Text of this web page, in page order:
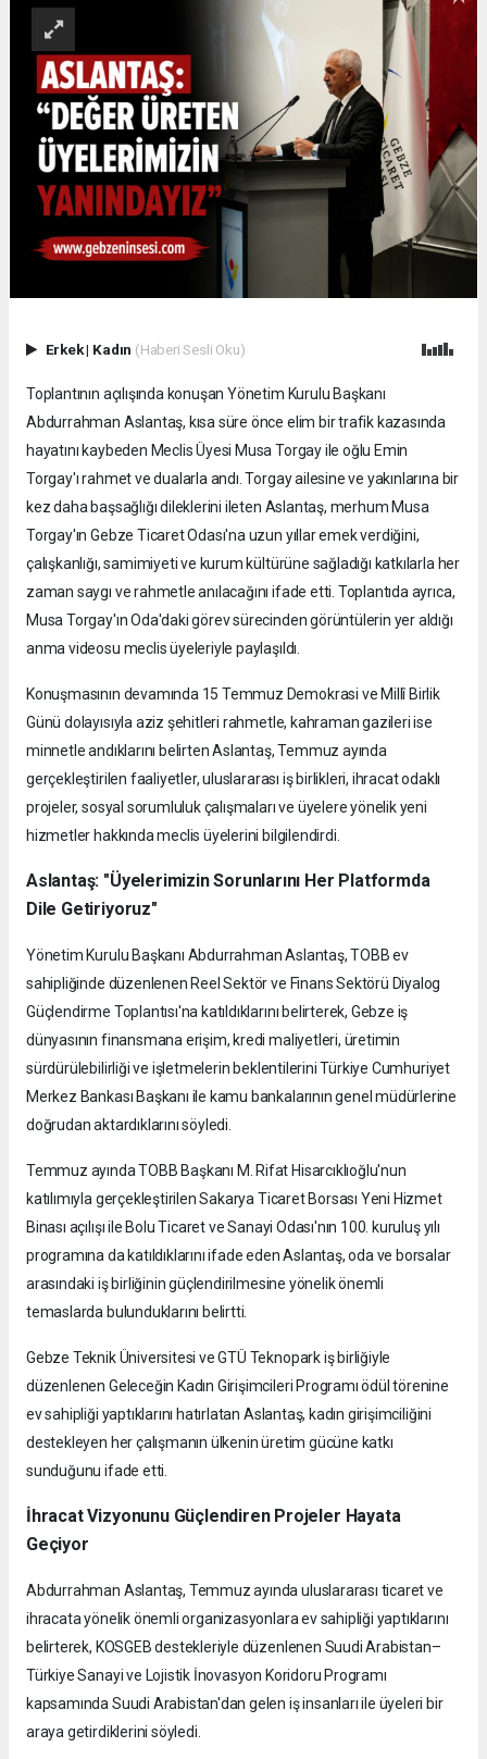
Erkek| Kadın (Haberi Sesli Oku)
Toplantının açılışında konuşan Yönetim Kurulu Başkanı
Abdurrahman Aslantaş, kısa süre önce elim bir trafik kazasında
hayatını kaybeden Meclis Üyesi Musa Torgay ile oğlu Emin
Torgay'ı rahmet ve dualarla andı. Torgay ailesine ve yakınlarına bir
kez daha başsağlığı dileklerini ileten Aslantaş, merhum Musa
Torgay'ın Gebze Ticaret Odası'na uzun yıllar emek verdiğini,
çalışkanlığı, samimiyeti ve kurum kültürüne sağladığı katkılarla her
zaman saygı ve rahmetle anılacağını ifade etti. Toplantıda ayrıca,
Musa Torgay'ın Oda'daki görev sürecinden görüntülerin yer aldığı
anma videosu meclis üyeleriyle paylaşıldı.
Konuşmasının devamında 15 Temmuz Demokrasi ve Millî Birlik
Günü dolayısıyla aziz şehitleri rahmetle, kahraman gazileri ise
minnetle andıklarını belirten Aslantaş, Temmuz ayında
gerçekleştirilen faaliyetler, uluslararası iş birlikleri, ihracat odaklı
projeler, sosyal sorumluluk çalışmaları ve üyelere yönelik yeni
hizmetler hakkında meclis üyelerini bilgilendirdi.
Aslantaş: "Üyelerimizin Sorunlarını Her Platformda
Dile Getiriyoruz"
Yönetim Kurulu Başkanı Abdurrahman Aslantaş, TOBB ev
sahipliğinde düzenlenen Reel Sektör ve Finans Sektörü Diyalog
Güçlendirme Toplantısı'na katıldıklarını belirterek, Gebze iş
dünyasının finansmana erişim, kredi maliyetleri, üretimin
sürdürülebilirliği ve işletmelerin beklentilerini Türkiye Cumhuriyet
Merkez Bankası Başkanı ile kamu bankalarının genel müdürlerine
doğrudan aktardıklarını söyledi.
Temmuz ayında TOBB Başkanı M. Rifat Hisarcıklıoğlu'nun
katılımıyla gerçekleştirilen Sakarya Ticaret Borsası Yeni Hizmet
Binası açılışı ile Bolu Ticaret ve Sanayi Odası'nın 100. kuruluş yılı
programına da katıldıklarını ifade eden Aslantaş, oda ve borsalar
arasındaki iş birliğinin güçlendirilmesine yönelik önemli
temaslarda bulunduklarını belirtti.
Gebze Teknik Üniversitesi ve GTÜ Teknopark iş birliğiyle
düzenlenen Geleceğin Kadın Girişimcileri Programı ödül törenine
ev sahipliği yaptıklarını hatırlatan Aslantaş, kadın girişimciliğini
destekleyen her çalışmanın ülkenin üretim gücüne katkı
sunduğunu ifade etti.
İhracat Vizyonunu Güçlendiren Projeler Hayata
Geçiyor
Abdurrahman Aslantaş, Temmuz ayında uluslararası ticaret ve
ihracata yönelik önemli organizasyonlara ev sahipliği yaptıklarını
belirterek, KOSGEB destekleriyle düzenlenen Suudi Arabistan–
Türkiye Sanayi ve Lojistik İnovasyon Koridoru Programı
kapsamında Suudi Arabistan'dan gelen iş insanları ile üyeleri bir
araya getirdiklerini söyledi.